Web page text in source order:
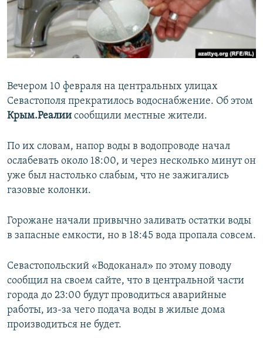
ПОБЕДИТЕЛЕЙ НЕ СУДЯТ?
КРЫМ.НЕПОКОРЕННЫЙ
ELIFBE
ПРИСОЕДИНЯЙТЕСЬ!
Все сайты RFE/RL
Вечером 10 февраля на центральных улицах
Севастополя прекратилось водоснабжение. Об этом
Крым.Реалии сообщили местные жители.
По их словам, напор воды в водопроводе начал
ослабевать около 18:00, и через несколько минут он
уже был настолько слабым, что не зажигались
газовые колонки.
Горожане начали привычно заливать остатки воды
в запасные емкости, но в 18:45 вода пропала совсем.
Севастопольский «Водоканал» по этому поводу
сообщил на своем сайте, что в центральной части
города до 23:00 будут проводиться аварийные
работы, из-за чего подача воды в жилые дома
производиться не будет.